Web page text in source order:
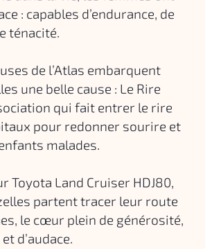
: capables d’endurance, de
ténacité.
de l’Atlas embarquent
une belle cause : Le Rire
qui fait entrer le rire
pour redonner sourire et
malades.
Toyota Land Cruiser HDJ80,
partent tracer leur route
le cœur plein de générosité,
d’audace.